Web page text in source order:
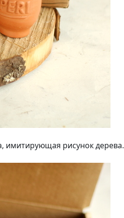
имитирующая рисунок дерева.